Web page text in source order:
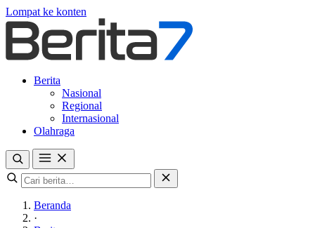
Lompat ke konten
Berita
Nasional
Regional
Internasional
Olahraga
Beranda
·